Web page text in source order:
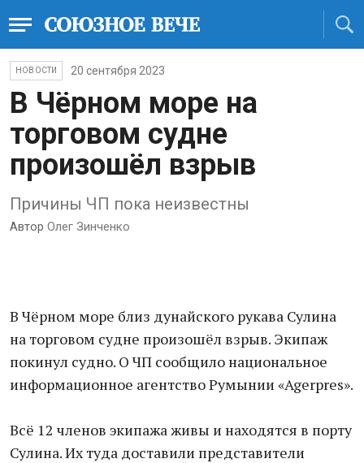
НОВОСТИ 20 сентября 2023
В Чёрном море на
торговом судне
произошёл взрыв
Причины ЧП пока неизвестны
Автор Олег Зинченко
В Чёрном море близ дунайского рукава Сулина
на торговом судне произошёл взрыв. Экипаж
покинул судно. О ЧП сообщило национальное
информационное агентство Румынии «Agerpres».
Всё 12 членов экипажа живы и находятся в порту
Сулина. Их туда доставили представители